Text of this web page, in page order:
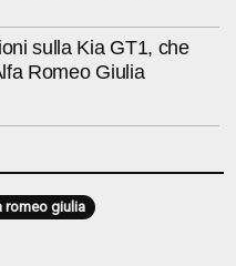
sulla Kia GT1, che
Romeo Giulia
romeo giulia